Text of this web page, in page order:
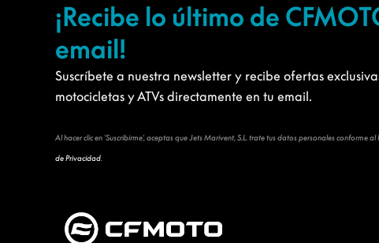
¡Recibe lo último de
email!
Suscríbete a nuestra newsletter y recibe ofertas
motocicletas y ATVs directamente en tu email.
Al hacer clic en 'Suscribirme', aceptas que Jets Marivent, S.L. trate tus datos personales
de Privacidad